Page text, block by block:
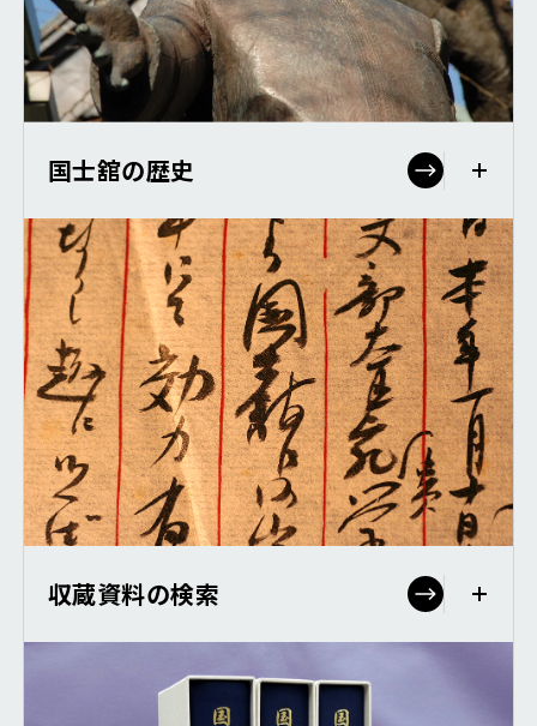
国士舘の歴史
収蔵資料の検索